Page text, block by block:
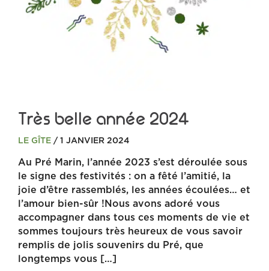
Très belle année 2024
LE GÎTE / 1 JANVIER 2024
Au Pré Marin, l’année 2023 s’est déroulée sous
le signe des festivités : on a fêté l’amitié, la
joie d’être rassemblés, les années écoulées… et
l’amour bien-sûr !Nous avons adoré vous
accompagner dans tous ces moments de vie et
sommes toujours très heureux de vous savoir
remplis de jolis souvenirs du Pré, que
longtemps vous […]